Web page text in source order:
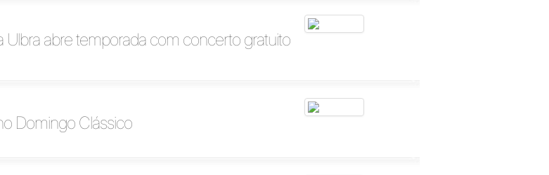
Ulbra abre temporada com concerto gratuito
Domingo Clássico